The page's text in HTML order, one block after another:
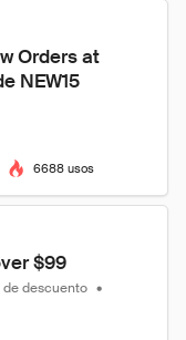
Orders at
NEW15
6688 usos
$99
de descuento •